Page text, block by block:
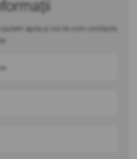
putem ajuta și noi te vom contacta